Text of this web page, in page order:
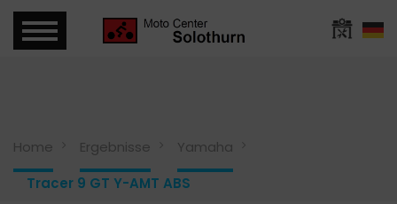
Home Ergebnisse
Yamaha
Tracer 9 GT Y-AMT ABS